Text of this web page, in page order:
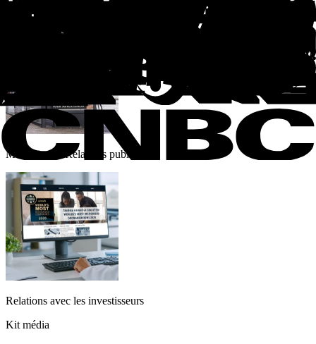
Marketing et Relations publiques
Relations avec les investisseurs
Kit média